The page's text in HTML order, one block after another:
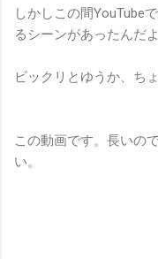
しかしこの間YouTube
るシーンがあったんだよ
ビックリとゆうか、ち
この動画です。長いの
い。